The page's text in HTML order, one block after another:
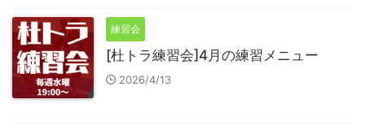
練習会
[杜トラ練習会]4月の練習メニュー
2026/4/13